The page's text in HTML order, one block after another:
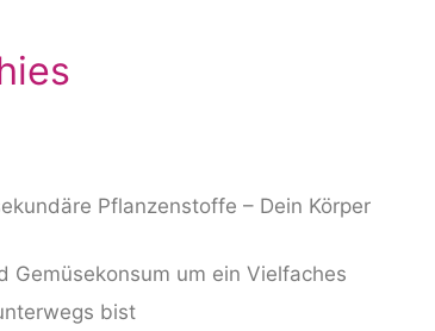
Pflanzenstoffe – Dein Körper
Gemüsekonsum um ein Vielfaches
bist